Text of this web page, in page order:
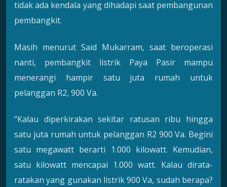
tidak ada kendala yang dihadapi saat pembangunan
pembangkit.
Masih menurut Said Mukarram, saat beroperasi
nanti, pembangkit listrik Paya Pasir mampu
menerangi hampir satu juta rumah untuk
pelanggan R2, 900 Va.
“Kalau diperkirakan sekitar ratusan ribu hingga
satu juta rumah untuk pelanggan R2 900 Va. Begini
satu megawatt berarti 1.000 kilowatt. Kemudian,
satu kilowatt mencapai 1.000 watt. Kalau dirata-
ratakan yang gunakan listrik 900 Va, sudah berapa?